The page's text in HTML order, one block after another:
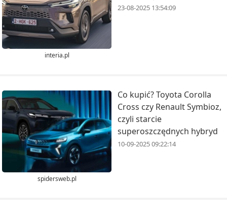
interia.pl
23-08-2025 13:54:09
spidersweb.pl
Co kupić? Toyota Corolla
Cross czy Renault Symbioz,
czyli starcie
superoszczędnych hybryd
10-09-2025 09:22:14